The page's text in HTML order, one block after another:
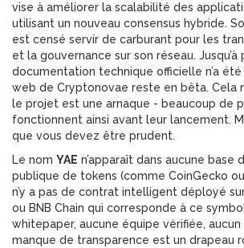
vise à améliorer la scalabilité des
utilisant un nouveau consensus hybride.
est censé servir de carburant pour les
et la gouvernance sur son réseau. Jusqu’à
documentation technique officielle n’a
web de Cryptonovae reste en bêta. Cela
le projet est une arnaque - beaucoup de
fonctionnent ainsi avant leur lancement.
que vous devez être prudent.
Le nom YAE n’apparaît dans aucune base
publique de tokens (comme CoinGecko
n’y a pas de contrat intelligent déployé
ou BNB Chain qui corresponde à ce
whitepaper, aucune équipe vérifiée, aucun
manque de transparence est un drapeau